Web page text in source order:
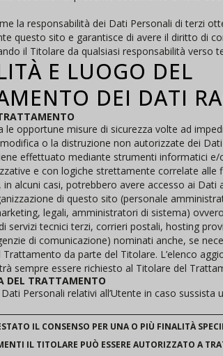
la responsabilità dei Dati Personali di terzi
questo sito e garantisce di avere il diritto di
il Titolare da qualsiasi responsabilità verso
E LUOGO DEL
DEI DATI
le opportune misure di sicurezza volte ad
o la distruzione non autorizzate dei
effettuato mediante strumenti informatici e/
e con logiche strettamente correlate alle
alcuni casi, potrebbero avere accesso ai Dati
di questo sito (personale
legali, amministratori di sistema)
servizi tecnici terzi, corrieri postali, hosting
di comunicazione) nominati anche, se
Trattamento da parte del Titolare. L’elenco
sempre essere richiesto al Titolare del
DEL TRATTAMENTO
Personali relativi all’Utente in caso sussista
IL CONSENSO PER UNA O PIÙ FINALITÀ
IL TITOLARE PUÒ ESSERE AUTORIZZATO A